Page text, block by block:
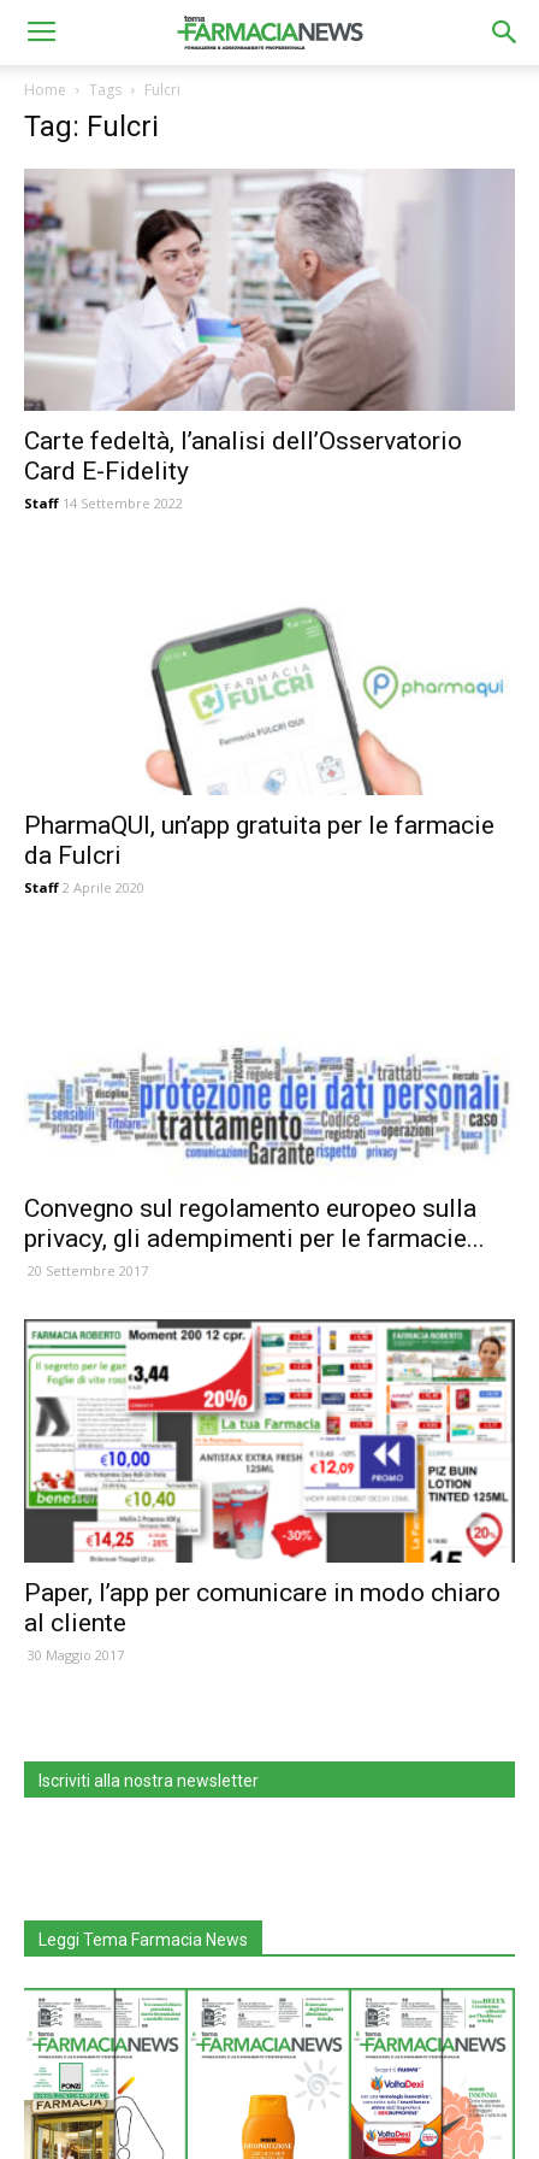
Home Tags Fulcri
Tag: Fulcri
Carte fedeltà, l’analisi dell’Osservatorio
Card E-Fidelity
Staff 14 Settembre 2022
PharmaQUI, un’app gratuita per le farmacie
da Fulcri
Staff 2 Aprile 2020
Convegno sul regolamento europeo sulla
privacy, gli adempimenti per le farmacie...
20 Settembre 2017
Paper, l’app per comunicare in modo chiaro
al cliente
30 Maggio 2017
Iscriviti alla nostra newsletter
Leggi Tema Farmacia News